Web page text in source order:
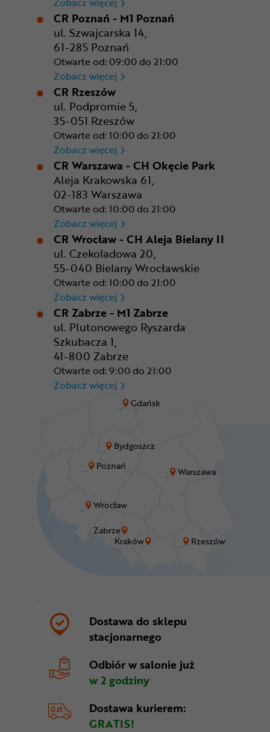
Bydgoszcz
Gdańsk
Kraków
Poznań
Rzeszów
Warszawa
Wrocław
Zabrze
CR Poznań - M1 Poznań
ul. Szwajcarska 14,
61-285 Poznań
Otwarte od: 09:00 do 21:00
Zobacz więcej CR Poznań - M1 Poznań
CR Rzeszów
ul. Podpromie 5,
35-051 Rzeszów
Otwarte od: 10:00 do 21:00
Zobacz więcej CR Rzeszów
CR Warszawa - CH Okęcie Park
Aleja Krakowska 61,
02-183 Warszawa
Otwarte od: 10:00 do 21:00
Zobacz więcej CR Warszawa - CH Okęcie
CR Wrocław - CH Aleja Bielany II
ul. Czekoladowa 20,
55-040 Bielany Wrocławskie
Otwarte od: 10:00 do 21:00
Zobacz więcej CR Wrocław - CH Aleja
CR Zabrze - M1 Zabrze
ul. Plutonowego Ryszarda
Szkubacza 1,
41-800 Zabrze
Otwarte od: 9:00 do 21:00
Zobacz więcej CR Zabrze - M1 Zabrze
Dostawa do sklepu
stacjonarnego
Odbiór w salonie już
w 2 godziny
Dostawa kurierem:
GRATIS!